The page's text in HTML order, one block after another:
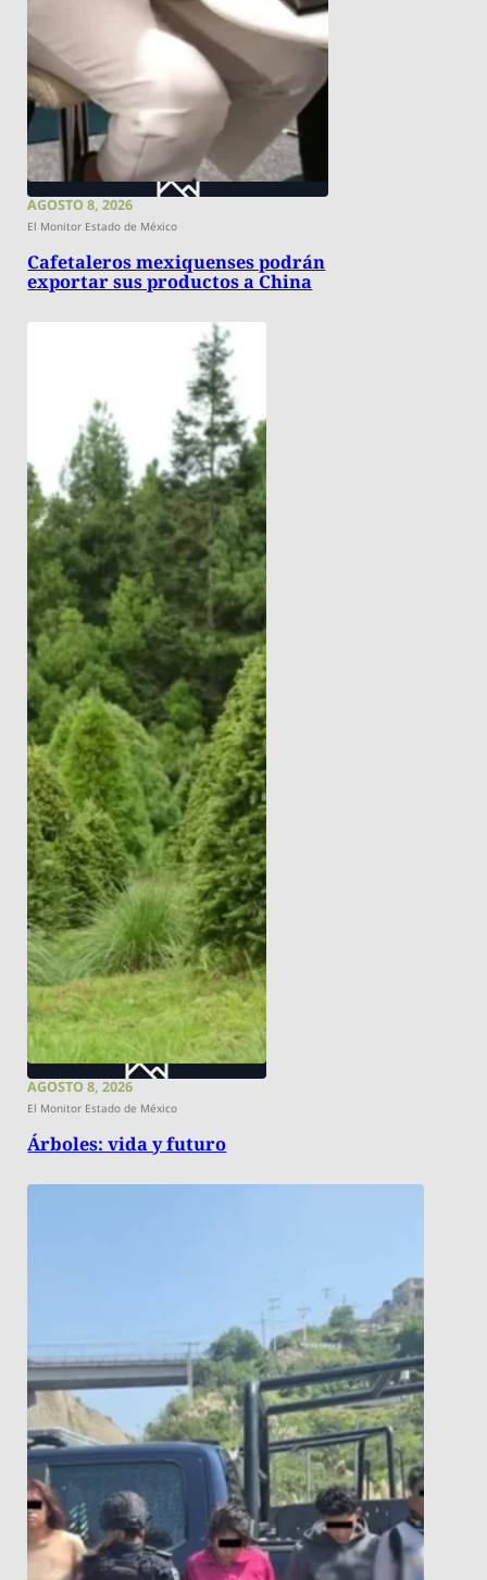
AGOSTO 8, 2026
El Monitor Estado de México
Cafetaleros mexiquenses podrán
exportar sus productos a China
AGOSTO 8, 2026
El Monitor Estado de México
Árboles: vida y futuro